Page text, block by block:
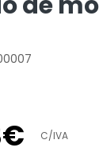
€ C/IVA